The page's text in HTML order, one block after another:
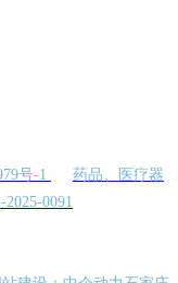
号-1
药品、医疗器
0091